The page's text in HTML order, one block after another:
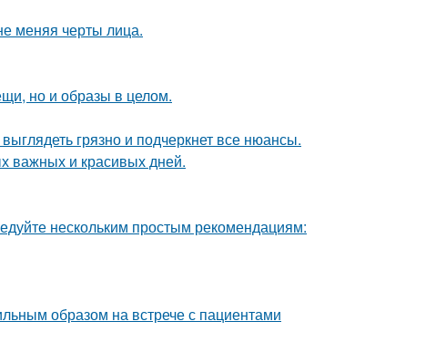
меняя черты лица.
но и образы в целом.
грязно и подчеркнет все нюансы.
важных и красивых дней.
нескольким простым рекомендациям:
образом на встрече с пациентами